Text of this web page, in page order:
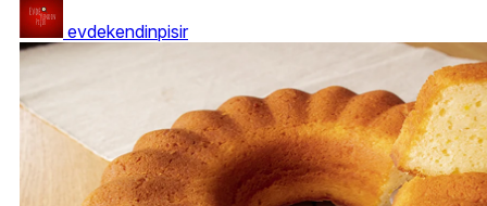
evdekendinpisir